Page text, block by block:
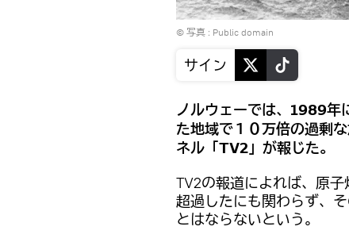
© 写真 : Public domain
サイン
ノルウェーでは、1989年
た地域で１０万倍の過剰
ネル「TV2」が報じた。
TV2の報道によれば、原
超過したにも関わらず、
とはならないという。